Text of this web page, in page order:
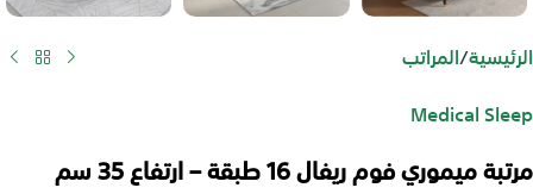
الرئيسية/المراتب
Medical Sleep
مرتبة ميموري فوم ريفال 16 طبقة – ارتفاع 35 سم